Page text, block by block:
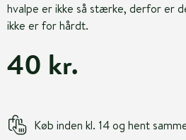
hvalpe er ikke så stærke, derfor er
ikke er for hårdt.
40 kr.
Køb inden kl. 14 og hent